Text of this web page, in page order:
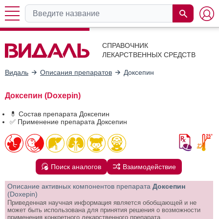
СПРАВОЧНИК
ЛЕКАРСТВЕННЫХ СРЕДСТВ
Видаль Описания препаратов Доксепин
Доксепин (Doxepin)
💊 Состав препарата Доксепин
✅ Применение препарата Доксепин
Поиск аналогов Взаимодействие
Описание активных компонентов препарата Доксепин
(Doxepin)
Приведенная научная информация является обобщающей и не
может быть использована для принятия решения о возможности
применения конкретного лекарственного препарата.